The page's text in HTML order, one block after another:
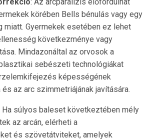
körében Bells bénulás vagy egy
miatt. Gyermekek esetében ez lehet
következménye vagy
Mindazonáltal az orvosok a
sebészeti technológiákat
képességének
az arc szimmetriájának javítására.
Ha súlyos baleset következtében mély
az arcán, elérheti a
és szövetátviteket, amelyek